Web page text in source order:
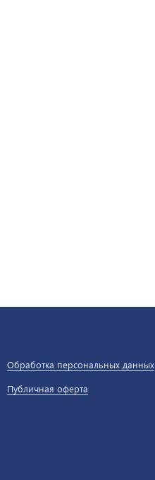
Обработка персональных данных
Публичная оферта